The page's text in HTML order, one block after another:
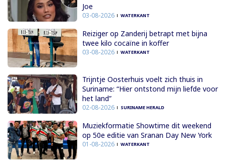
Joe
03-08-2026 WATERKANT
Reiziger op Zanderij betrapt met bijna
twee kilo cocaïne in koffer
03-08-2026 WATERKANT
Trijntje Oosterhuis voelt zich thuis in
Suriname: “Hier ontstond mijn liefde voor
het land”
02-08-2026 SURINAME HERALD
Muziekformatie Showtime dit weekend
op 50e editie van Sranan Day New York
01-08-2026 WATERKANT